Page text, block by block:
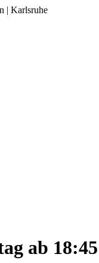
ab 18:45